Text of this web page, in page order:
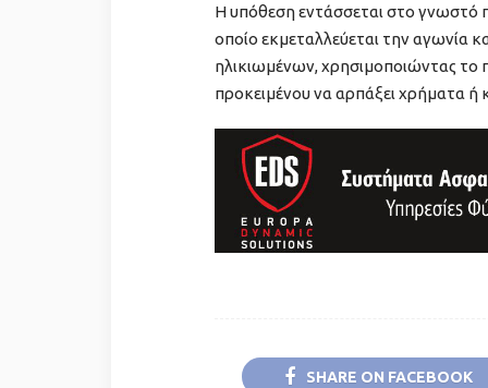
Η υπόθεση εντάσσεται στο
οποίο εκμεταλλεύεται την αγωνία
ηλικιωμένων, χρησιμοποιώντας το
προκειμένου να αρπάξει χρήματα ή
SHARE ON FACEBOOK